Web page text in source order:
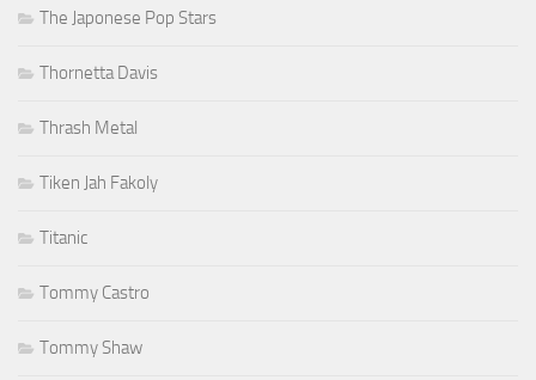
The Japonese Pop Stars
Thornetta Davis
Thrash Metal
Tiken Jah Fakoly
Titanic
Tommy Castro
Tommy Shaw